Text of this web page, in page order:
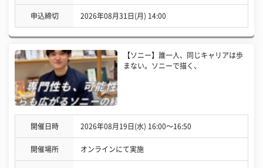
申込締切 2026年08月31日(月) 14:00
【ソニー】誰一人、同じキャリアは歩
まない。ソニーで描く、
開催日時 2026年08月19日(水) 16:00〜16:50
開催場所 オンラインにて実施